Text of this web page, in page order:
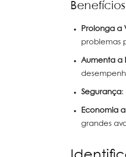
Prolonga a
problemas
Aumenta a
Segurança:
Economia
grandes